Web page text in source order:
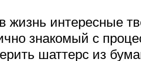
жизнь интересные
знакомый с
шаттерс из